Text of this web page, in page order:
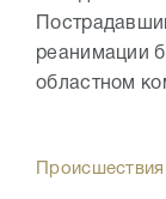
реанимации
областном
Происшествия